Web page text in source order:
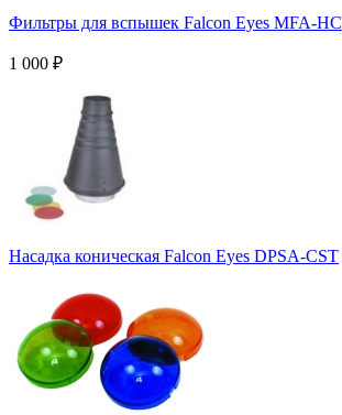
Фильтры для вспышек Falcon Eyes MFA-HC
1 000 ₽
Насадка коническая Falcon Eyes DPSA-CST